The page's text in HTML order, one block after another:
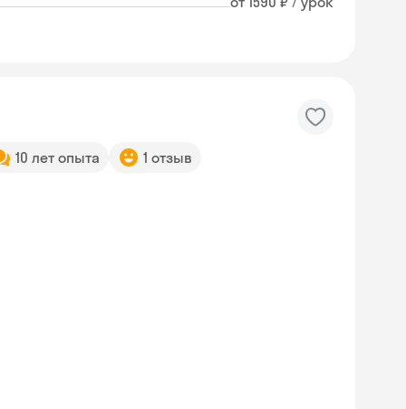
10 лет опыта 1 отзыв